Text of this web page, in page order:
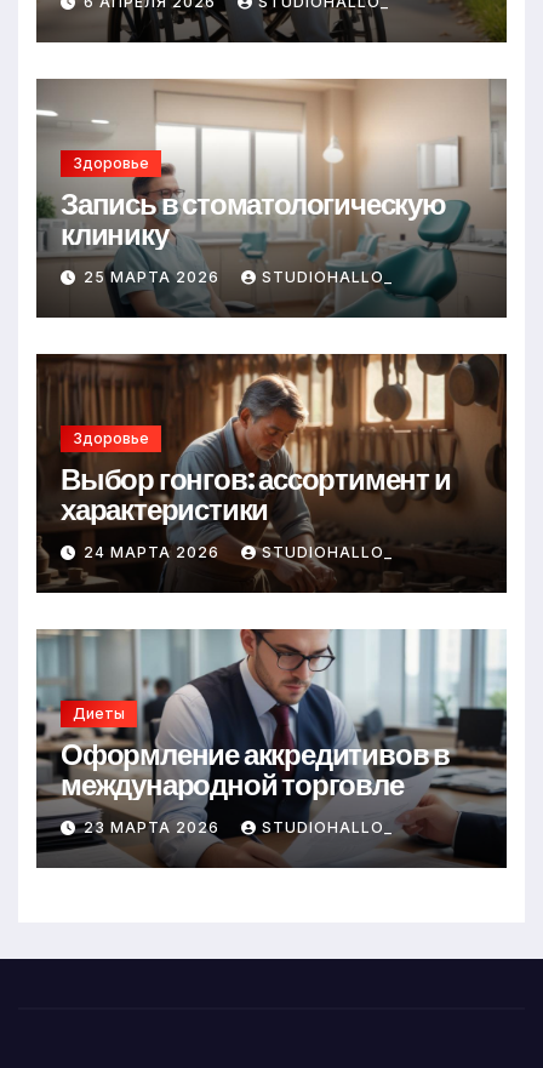
Здоровье
Запись в стоматологическую
клинику
25 МАРТА 2026 STUDIOHALLO_
Здоровье
Выбор гонгов: ассортимент и
характеристики
24 МАРТА 2026 STUDIOHALLO_
Диеты
Оформление аккредитивов в
международной торговле
23 МАРТА 2026 STUDIOHALLO_